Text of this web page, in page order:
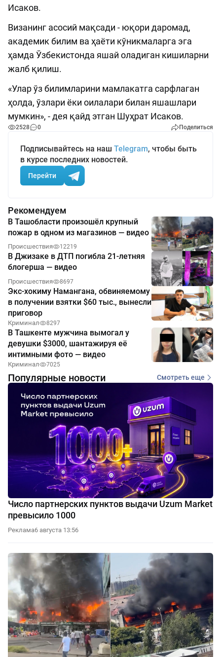
Исаков.
Визанинг асосий мақсади - юқори даромад,
академик билим ва ҳаёти кўникмаларга эга
ҳамда Ўзбекистонда яшай оладиган кишиларни
жалб қилиш.
«Улар ўз билимларини мамлакатга сарфлаган
ҳолда, ўзлари ёки оилалари билан яшашлари
мумкин», - дея қайд этган Шуҳрат Исаков.
2528 0 Поделиться
Подписывайтесь на наш Telegram, чтобы быть
в курсе последних новостей.
Перейти
Рекомендуем
В Ташобласти произошёл крупный
пожар в одном из магазинов — видео
Происшествия 12219
В Джизаке в ДТП погибла 21-летняя
блогерша — видео
Происшествия 8697
Экс-хокиму Намангана, обвиняемому
в получении взятки $60 тыс., вынесли
приговор
Криминал 8297
В Ташкенте мужчина вымогал у
девушки $3000, шантажируя её
интимными фото — видео
Криминал 7025
Популярные новости Смотреть еще
Число партнерских пунктов выдачи Uzum Market
превысило 1000
Реклама6 августа 13:56